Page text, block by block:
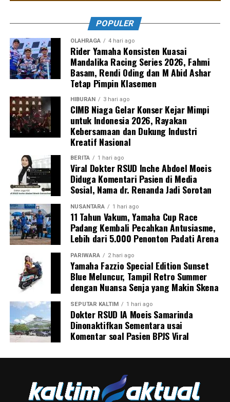
POPULER
OLAHRAGA 4 hari ago
Rider Yamaha Konsisten Kuasai
Mandalika Racing Series 2026, Fahmi
Basam, Rendi Oding dan M Abid Ashar
Tetap Pimpin Klasemen
HIBURAN 3 hari ago
CIMB Niaga Gelar Konser Kejar Mimpi
untuk Indonesia 2026, Rayakan
Kebersamaan dan Dukung Industri
Kreatif Nasional
BERITA 1 hari ago
Viral Dokter RSUD Inche Abdoel Moeis
Diduga Komentari Pasien di Media
Sosial, Nama dr. Renanda Jadi Sorotan
NUSANTARA 1 hari ago
11 Tahun Vakum, Yamaha Cup Race
Padang Kembali Pecahkan Antusiasme,
Lebih dari 5.000 Penonton Padati Arena
PARIWARA 2 hari ago
Yamaha Fazzio Special Edition Sunset
Blue Meluncur, Tampil Retro Summer
dengan Nuansa Senja yang Makin Skena
SEPUTAR KALTIM 1 hari ago
Dokter RSUD IA Moeis Samarinda
Dinonaktifkan Sementara usai
Komentar soal Pasien BPJS Viral